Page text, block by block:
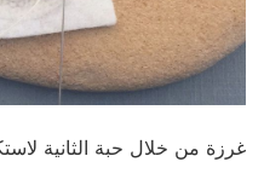
غرزة من خلال حبة الثانية